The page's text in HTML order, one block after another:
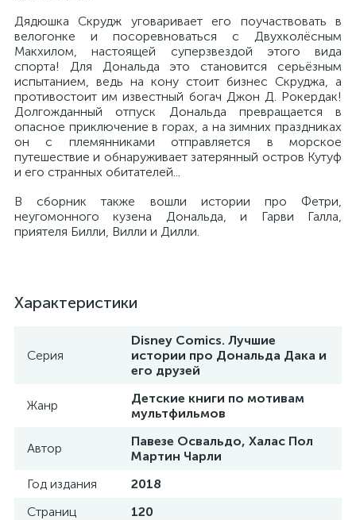
Дядюшка Скрудж уговаривает его поучаствовать в
велогонке и посоревноваться с Двухколёсным
Макхилом, настоящей суперзвездой этого вида
спорта! Для Дональда это становится серьёзным
испытанием, ведь на кону стоит бизнес Скруджа, а
противостоит им известный богач Джон Д. Рокердак!
Долгожданный отпуск Дональда превращается в
опасное приключение в горах, а на зимних праздниках
он с племянниками отправляется в морское
путешествие и обнаруживает затерянный остров Кутуф
и его странных обитателей...
В сборник также вошли истории про Фетри,
неугомонного кузена Дональда, и Гарви Галла,
приятеля Билли, Вилли и Дилли.
Характеристики
Серия
Disney Comics. Лучшие
истории про Дональда Дака и
его друзей
Жанр
Детские книги по мотивам
мультфильмов
Автор
Павезе Освальдо, Халас Пол
Мартин Чарли
Год издания
2018
Страниц
120